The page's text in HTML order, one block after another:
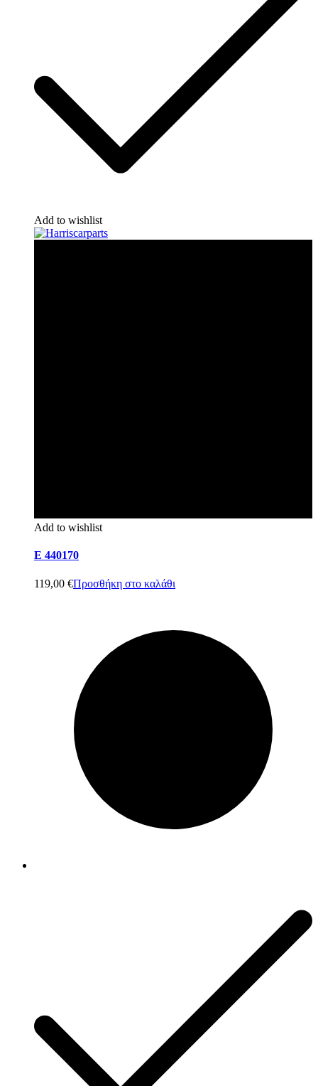
Add to wishlist
Add to wishlist
E 440170
119,00 €Προσθήκη στο καλάθι